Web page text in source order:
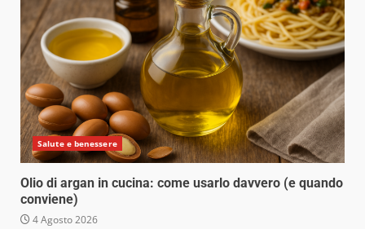
Salute e benessere
Olio di argan in cucina: come usarlo davvero (e quando
conviene)
4 Agosto 2026